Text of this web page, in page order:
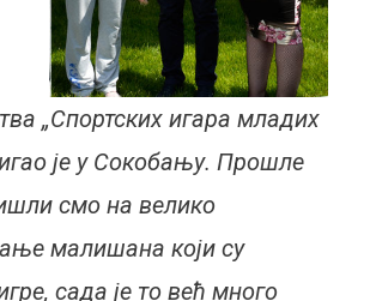
„Спортских игара младих
је у Сокобању. Прошле
смо на велико
малишана који су
сада је то већ много